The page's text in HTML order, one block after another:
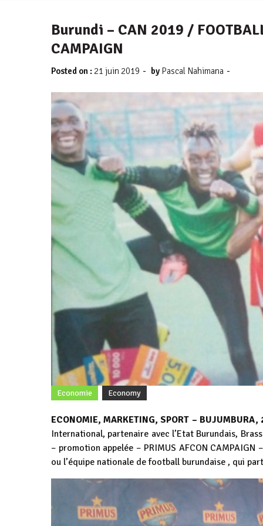
Burundi – CAN 2019 /
CAMPAIGN
Posted on : 21 juin 2019 - by Pascal Nahimana -
Economie Economy
ECONOMIE, MARKETING, SPORT –
International, partenaire avec l’Etat Burundais,
– promotion appelée – PRIMUS AFCON
ou l’équipe nationale de football burundaise , qui